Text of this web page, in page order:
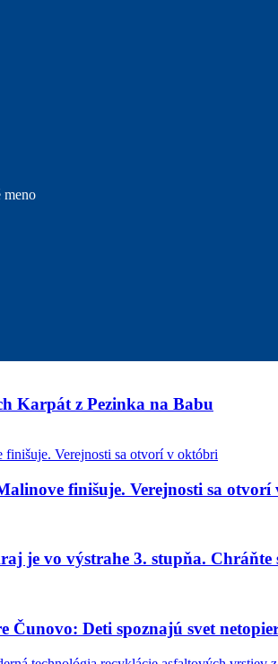
meno
Karpát z Pezinka na Babu
finišuje. Verejnosti sa
je vo výstrahe 3. stupňa. Chráňte
Čunovo: Deti spoznajú svet